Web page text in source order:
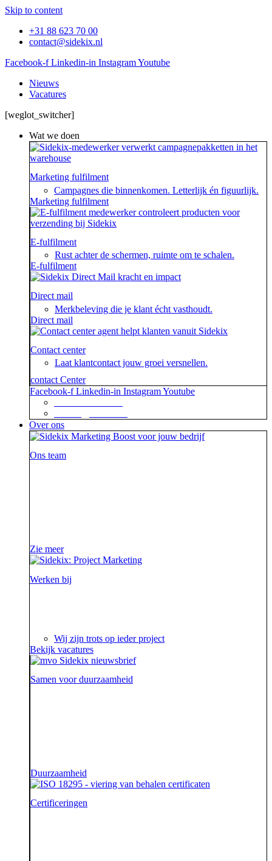
Skip to content
+31 88 623 70 00
contact@sidekix.nl
Facebook-f Linkedin-in InstagramYoutube
Nieuws
Vacatures
[weglot_switcher]
Wat we doen
Marketing fulfilment
Campagnes die binnenkomen. Letterlijk én figuurlijk.
Marketing fulfilment
E-fulfilment
Rust achter de schermen, ruimte om te schalen.
E-fulfilment
Direct mail
Merkbeleving die je klant écht vasthoudt.
Direct mail
Contact center
Laat klantcontact jouw groei versnellen.
contact Center
Facebook-f Linkedin-in InstagramYoutube
Over ons
Ons team
Zie meer
Werken bij
Wij zijn trots op ieder project
Bekijk vacatures
Samen voor duurzaamheid
Duurzaamheid
Certificeringen